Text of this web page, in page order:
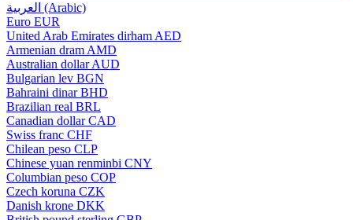
العربية (Arabic)
Euro EUR
United Arab Emirates dirham AED
Armenian dram AMD
Australian dollar AUD
Bulgarian lev BGN
Bahraini dinar BHD
Brazilian real BRL
Canadian dollar CAD
Swiss franc CHF
Chilean peso CLP
Chinese yuan renminbi CNY
Columbian peso COP
Czech koruna CZK
Danish krone DKK